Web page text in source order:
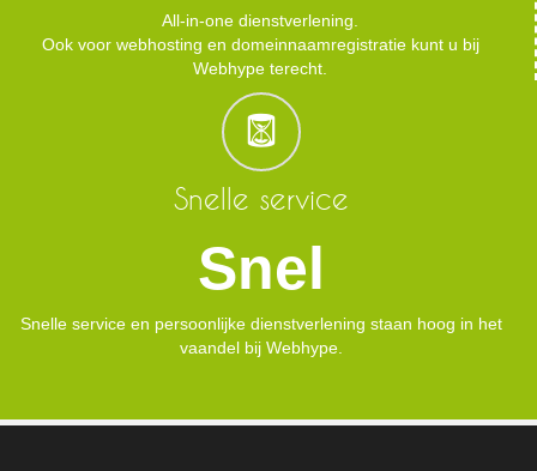
All-in-one dienstverlening.
Ook voor webhosting en domeinnaamregistratie kunt u bij
Webhype terecht.
Snelle service
Snel
Snelle service en persoonlijke dienstverlening staan hoog in het
vaandel bij Webhype.